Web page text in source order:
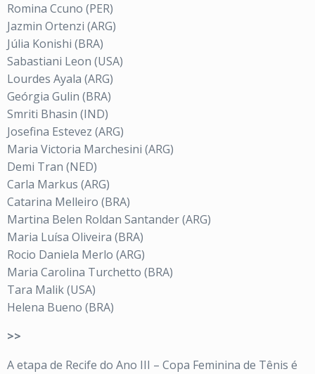
Romina Ccuno (PER)
Jazmin Ortenzi (ARG)
Júlia Konishi (BRA)
Sabastiani Leon (USA)
Lourdes Ayala (ARG)
Geórgia Gulin (BRA)
Smriti Bhasin (IND)
Josefina Estevez (ARG)
Maria Victoria Marchesini (ARG)
Demi Tran (NED)
Carla Markus (ARG)
Catarina Melleiro (BRA)
Martina Belen Roldan Santander (ARG)
Maria Luísa Oliveira (BRA)
Rocio Daniela Merlo (ARG)
Maria Carolina Turchetto (BRA)
Tara Malik (USA)
Helena Bueno (BRA)
>>
A etapa de Recife do Ano III – Copa Feminina de Tênis é